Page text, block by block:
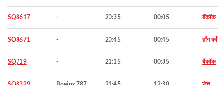
SQ8617 - 20:35 00:05 बैंकॉक
SQ8671 - 20:45 00:45 हाँग
SQ719 - 21:15 00:35 बैंकॉक